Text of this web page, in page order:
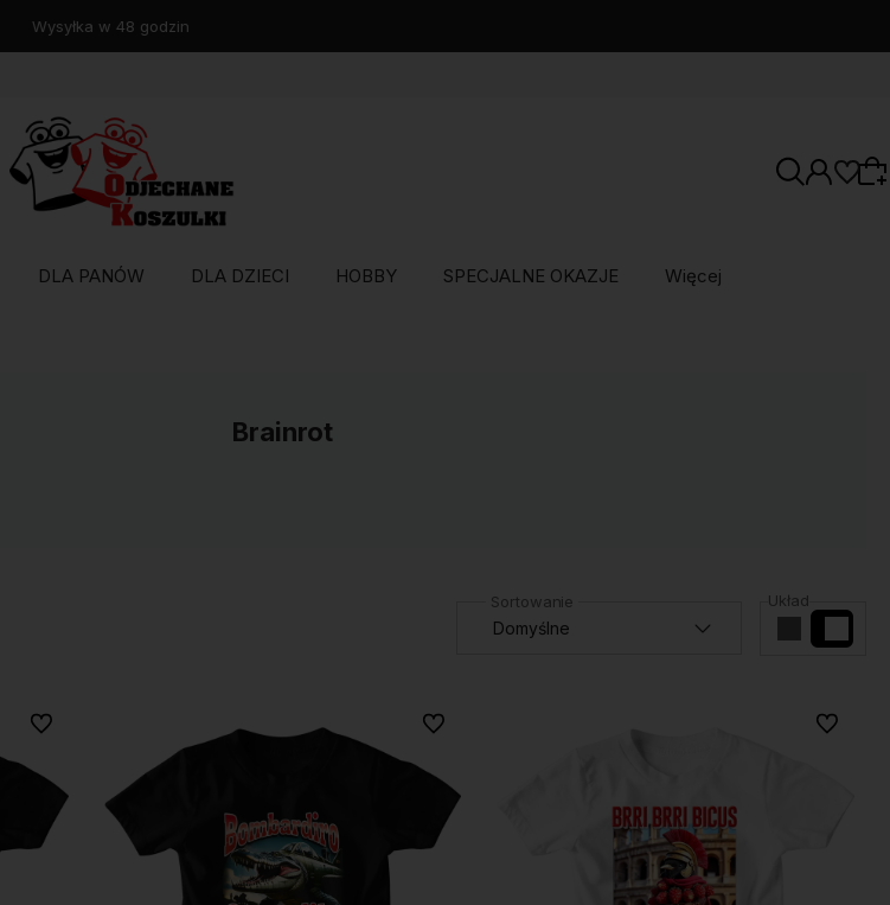
Wysyłka w 48 godzin
DLA PANÓW DLA DZIECI HOBBY SPECJALNE OKAZJE Więcej
Brainrot
Układ
Do ulubionych Do ulubionych Do